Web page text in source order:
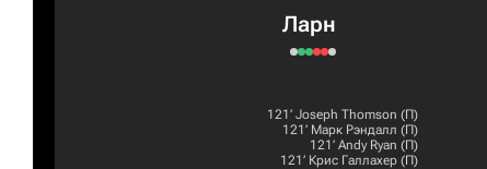
Ларн
121‎’‎ Joseph Thomson (П)
121‎’‎ Марк Рэндалл (П)
121‎’‎ Andy Ryan (П)
121‎’‎ Крис Галлахер (П)